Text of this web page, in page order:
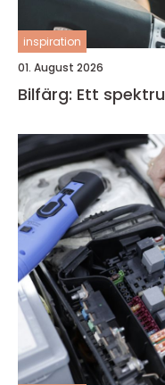
inspiration
01. August 2026
Bilfärg: Ett